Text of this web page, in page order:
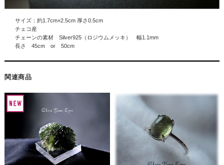
サイズ：約1.7cm×2.5cm 厚さ0.5cm
チェコ産
チェーンの素材 Silver925（ロジウムメッキ） 幅1.1mm
長さ 45cm or 50cm
関連商品